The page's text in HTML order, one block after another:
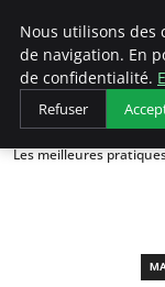
LECFCM
Accueil
Marketing
Les meilleures
Nous utilisons des
de navigation. En
de confidentialité.
Refuser